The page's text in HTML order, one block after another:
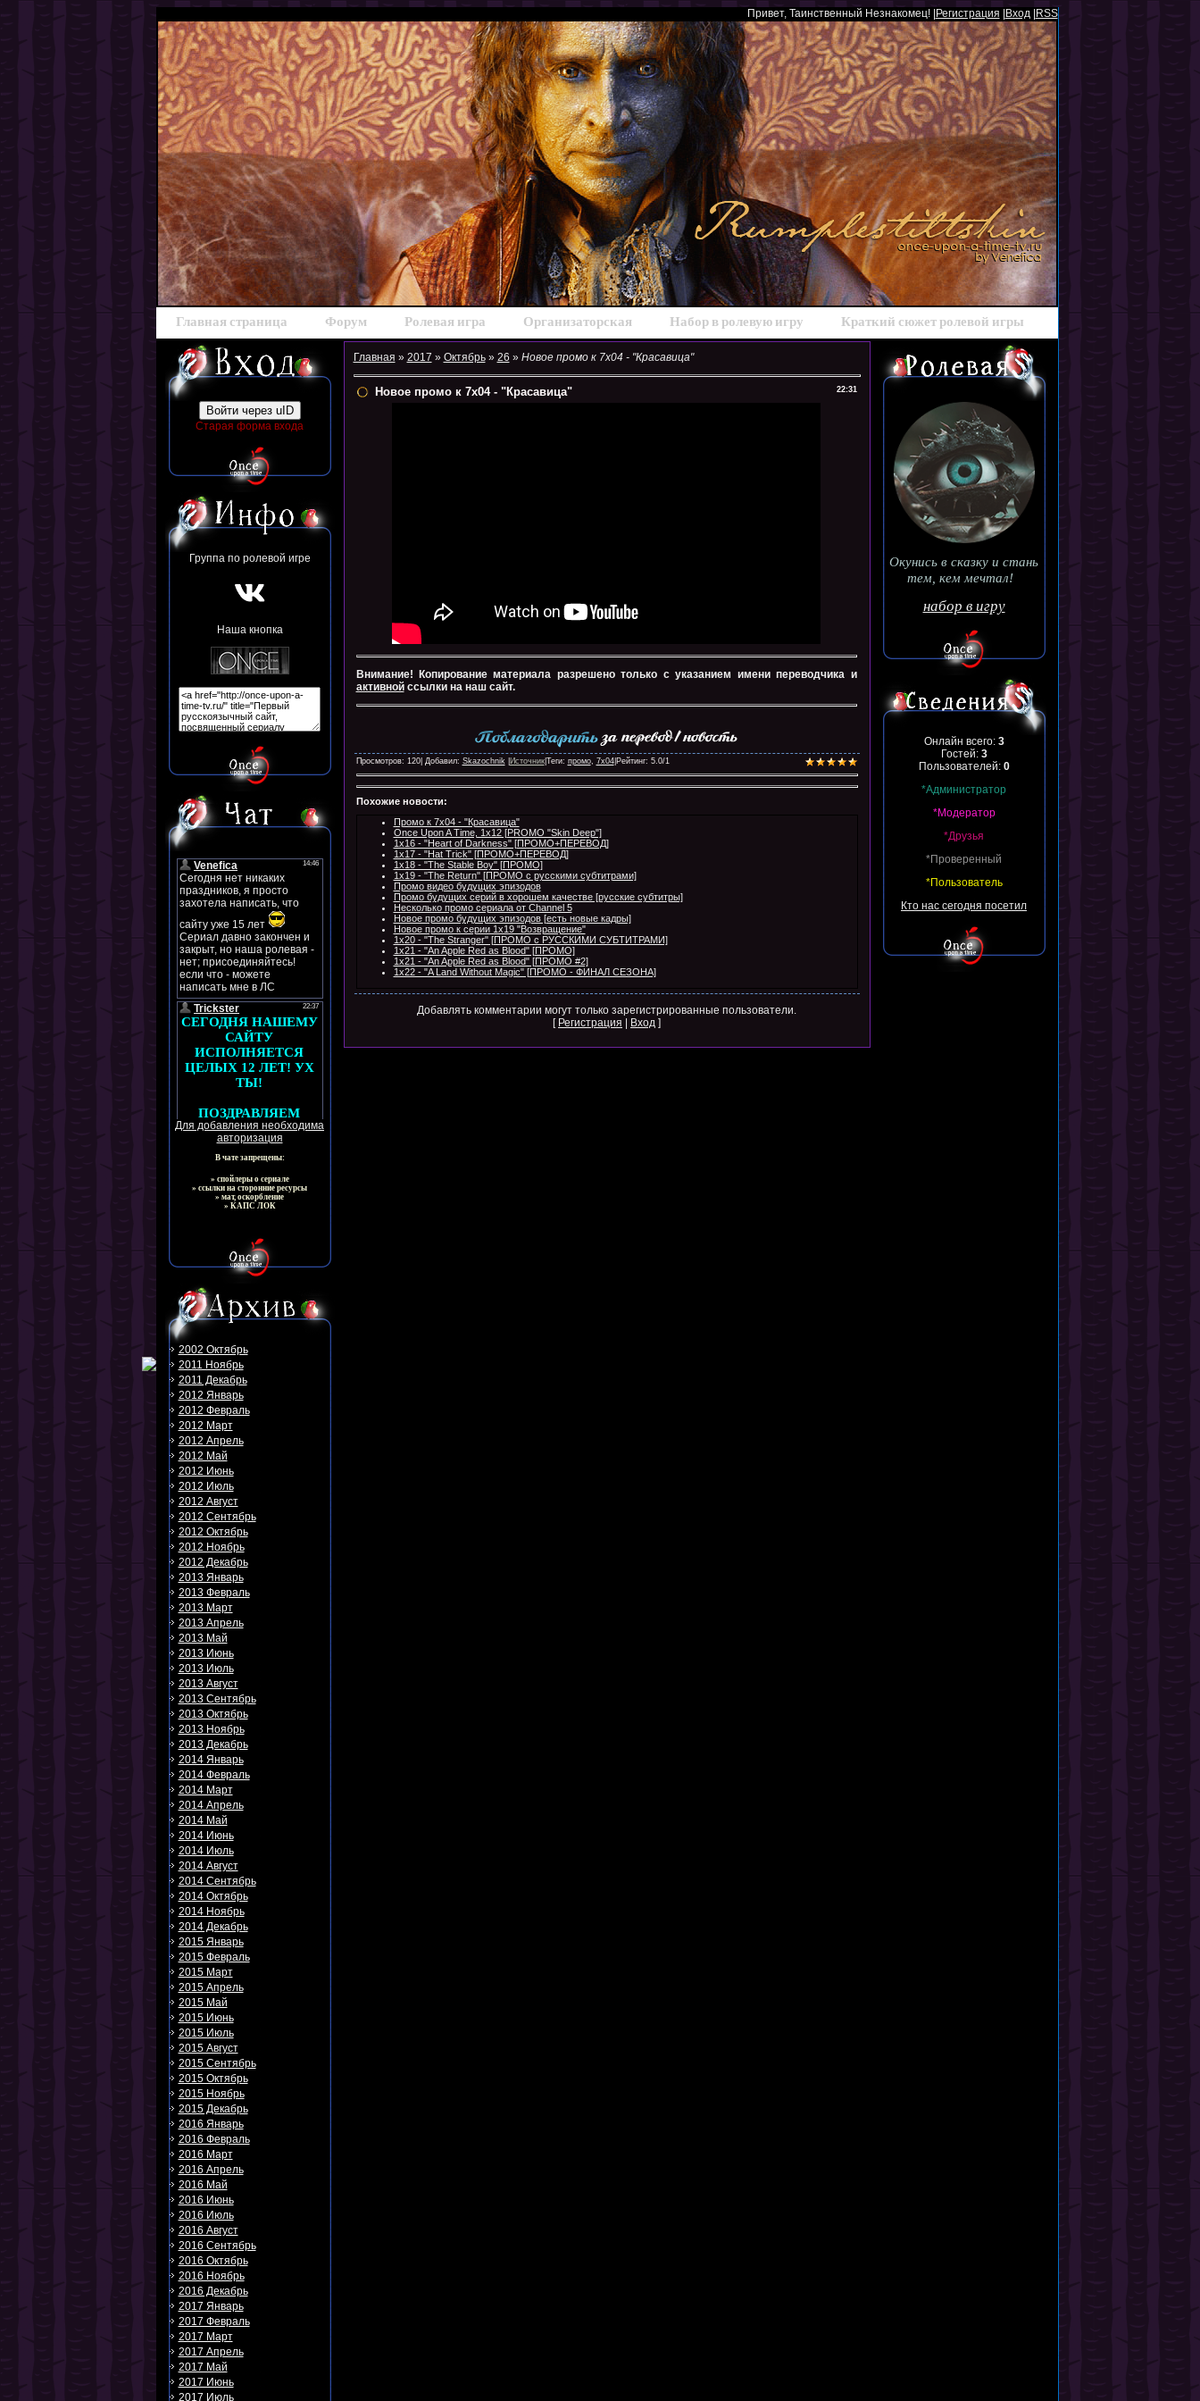
Привет, Таинственный Незнакомец! | Регистрация Вход| RSS
Главная страница Форум Ролевая игра Организаторская Набор в ролевую игру Краткий сюжет ролевой игры
Войти через uID
Старая форма входа
Группа по ролевой игре
Наша кнопка
Для добавления необходима
авторизация
В чате запрещены:
» спойлеры о сериале
» ссылки на сторонние ресурсы
» мат, оскорбление
» КАПС ЛОК
2002 Октябрь
2011 Ноябрь
2011 Декабрь
2012 Январь
2012 Февраль
2012 Март
2012 Апрель
2012 Май
2012 Июнь
2012 Июль
2012 Август
2012 Сентябрь
2012 Октябрь
2012 Ноябрь
2012 Декабрь
2013 Январь
2013 Февраль
2013 Март
2013 Апрель
2013 Май
2013 Июнь
2013 Июль
2013 Август
2013 Сентябрь
2013 Октябрь
2013 Ноябрь
2013 Декабрь
2014 Январь
2014 Февраль
2014 Март
2014 Апрель
2014 Май
2014 Июнь
2014 Июль
2014 Август
2014 Сентябрь
2014 Октябрь
2014 Ноябрь
2014 Декабрь
2015 Январь
2015 Февраль
2015 Март
2015 Апрель
2015 Май
2015 Июнь
2015 Июль
2015 Август
2015 Сентябрь
2015 Октябрь
2015 Ноябрь
2015 Декабрь
2016 Январь
2016 Февраль
2016 Март
2016 Апрель
2016 Май
2016 Июнь
2016 Июль
2016 Август
2016 Сентябрь
2016 Октябрь
2016 Ноябрь
2016 Декабрь
2017 Январь
2017 Февраль
2017 Март
2017 Апрель
2017 Май
2017 Июнь
2017 Июль
Главная » 2017 » Октябрь » 26 » Новое промо к 7х04 - "Красавица"
22:31
Новое промо к 7х04 - "Красавица"
Внимание! Копирование материала разрешено только с указанием имени переводчика и
активнойссылки на наш сайт.
Просмотров: 120| Добавил: Skazochnik| Источник|Теги: промо, 7х04|Рейтинг: 5.0/1
Похожие новости:
Промо к 7х04 - "Красавица"
Once Upon A Time, 1x12 [PROMO "Skin Deep"]
1x16 - "Heart of Darkness" [ПРОМО+ПЕРЕВОД]
1x17 - "Hat Trick" [ПРОМО+ПЕРЕВОД]
1x18 - "The Stable Boy" [ПРОМО]
1x19 - "The Return" [ПРОМО с русскими субтитрами]
Промо видео будущих эпизодов
Промо будущих серий в хорошем качестве [русские субтитры]
Несколько промо сериала от Channel 5
Новое промо будущих эпизодов [есть новые кадры]
Новое промо к серии 1х19 "Возвращение"
1x20 - "The Stranger" [ПРОМО с РУССКИМИ СУБТИТРАМИ]
1x21 - "An Apple Red as Blood" [ПРОМО]
1x21 - "An Apple Red as Blood" [ПРОМО #2]
1x22 - "A Land Without Magic" [ПРОМО - ФИНАЛ СЕЗОНА]
Добавлять комментарии могут только зарегистрированные пользователи.
[ Регистрация Вход ]
Окунись в сказку и стань
тем, кем мечтал!
набор в игру
Онлайн всего: 3
Гостей: 3
Пользователей: 0
*Администратор
*Модератор
*Друзья
*Проверенный
*Пользователь
Кто нас сегодня посетил